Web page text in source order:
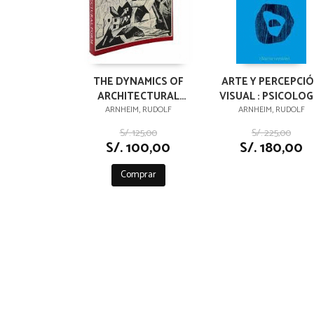
THE DYNAMICS OF
ARCHITECTURAL
FORM
ARNHEIM, RUDOLF
S/. 125,00
S/. 100,00
Comprar
ARTE Y
VISUAL :
DEL OJO CREADOR
ARNHEIM, RUDOLF
S/. 225,00
S/. 180,00